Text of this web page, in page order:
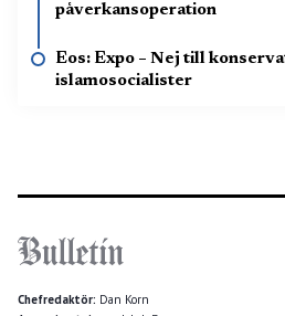
påverkansoperation
Eos: Expo – Nej till
islamosocialister
Chefredaktör: Dan Korn